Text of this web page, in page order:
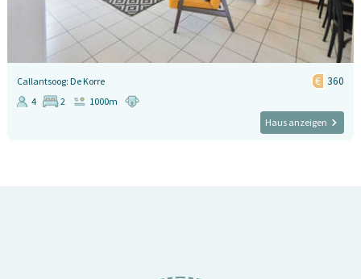
Callantsoog: De Korre 360
4 2
1000m
Haus anzeigen